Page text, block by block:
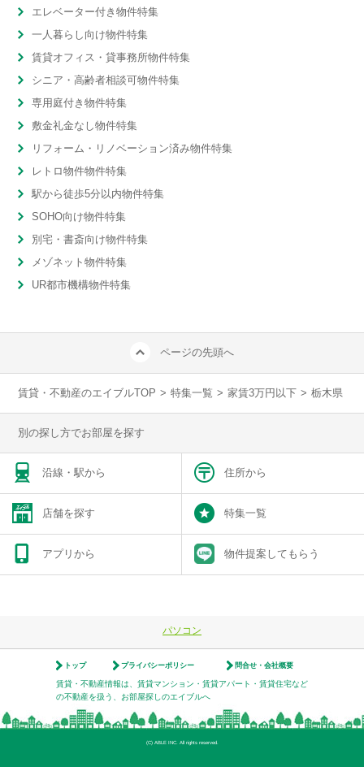
エレベーター付き物件特集
一人暮らし向け物件特集
賃貸オフィス・貸事務所物件特集
シニア・高齢者相談可物件特集
専用庭付き物件特集
敷金礼金なし物件特集
リフォーム・リノベーション済み物件特集
レトロ物件物件特集
駅から徒歩5分以内物件特集
SOHO向け物件特集
別宅・書斎向け物件特集
メゾネット物件特集
UR都市機構物件特集
ページの先頭へ
賃貸・不動産のエイブルTOP > 特集一覧 > 家賃3万円以下 > 栃木県
別の探し方でお部屋を探す
沿線・駅から 住所から
店舗を探す 特集一覧
アプリから 物件提案してもらう
パソコン
トップ プライバシーポリシー 問合せ・会社概要
賃貸・不動産情報は、賃貸マンション・賃貸アパート・賃貸住宅など
の不動産を扱う、お部屋探しのエイブルへ
(C) ABLE INC. All rights reserved.